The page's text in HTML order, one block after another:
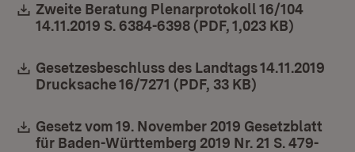
Download:
Zweite Beratung Plenarprotokoll 16/104
14.11.2019 S. 6384-6398 (PDF, 1,023 KB)
Download:
Gesetzesbeschluss des Landtags 14.11.2019
Drucksache 16/7271 (PDF, 33 KB)
Download:
Gesetz vom 19. November 2019 Gesetzblatt
für Baden-Württemberg 2019 Nr. 21 S. 479-